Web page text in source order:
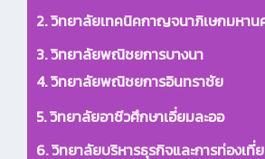
2. วิทยาลัยเทคนิคกาญจนาภิเษกมหาน
3. วิทยาลัยพณิชยการบางนา
4. วิทยาลัยพณิชยการอินทราชัย
5. วิทยาลัยอาชีวศึกษาเอี่ยมละออ
6. วิทยาลัยบริหารธุรกิจและการท่องเที่